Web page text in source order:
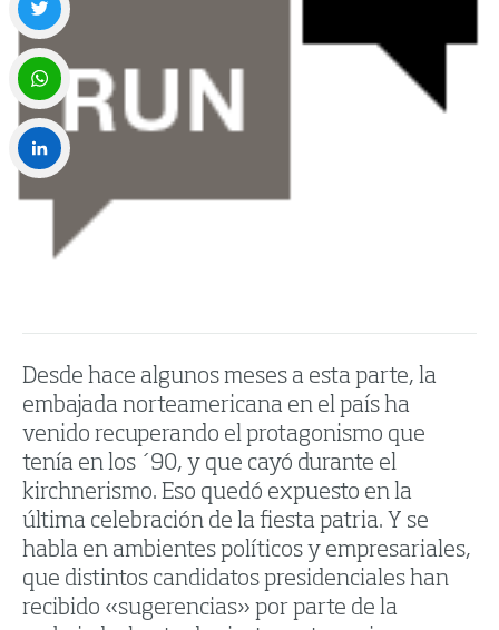
Desde hace algunos meses a esta parte, la
embajada norteamericana en el país ha
venido recuperando el protagonismo que
tenía en los ´90, y que cayó durante el
kirchnerismo. Eso quedó expuesto en la
última celebración de la fiesta patria. Y se
habla en ambientes políticos y empresariales,
que distintos candidatos presidenciales han
recibido «sugerencias» por parte de la
Twitter
WhatsApp
LinkedIn